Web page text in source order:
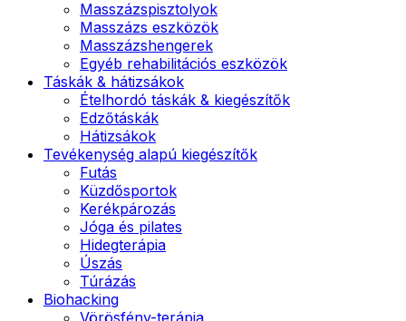
Masszázspisztolyok
Masszázs eszközök
Masszázshengerek
Egyéb rehabilitációs eszközök
Táskák & hátizsákok
Ételhordó táskák & kiegészítők
Edzőtáskák
Hátizsákok
Tevékenység alapú kiegészítők
Futás
Küzdősportok
Kerékpározás
Jóga és pilates
Hidegterápia
Úszás
Túrázás
Biohacking
Vörösfény-terápia